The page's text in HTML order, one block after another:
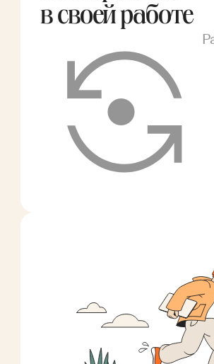
в своей работе
в своей